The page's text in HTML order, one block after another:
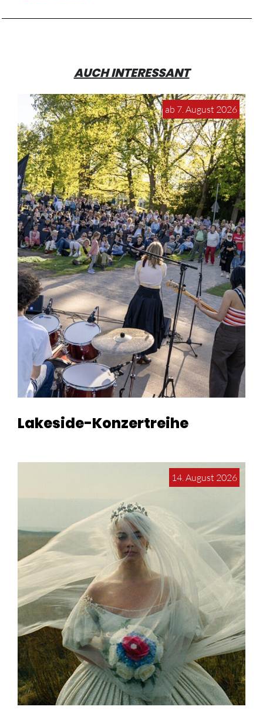
AUCH INTERESSANT
ab 7. August 2026
Lakeside-Konzertreihe
14. August 2026